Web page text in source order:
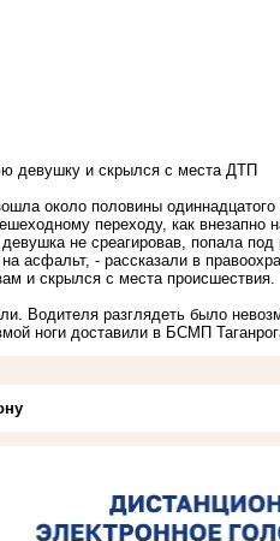
девушку и скрылся с места ДТП
около половины
переходу, как
девушка не среагировав, попала
асфальт, - рассказали в
и скрылся с места происшествия.
Водителя разглядеть было
ноги доставили в БСМП